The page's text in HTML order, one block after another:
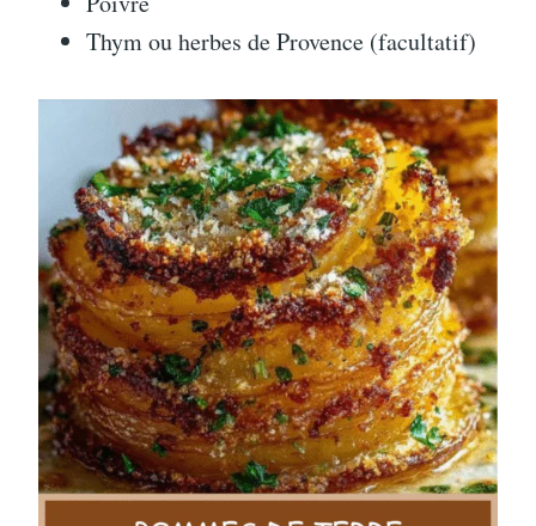
Thym ou herbes de Provence (facultatif)